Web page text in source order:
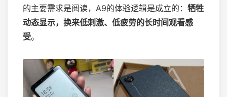
的主要需求是阅读，A9的体验逻辑是成立的： 牺牲
动态显示，换来低刺激、低疲劳的长时间观看感
受。